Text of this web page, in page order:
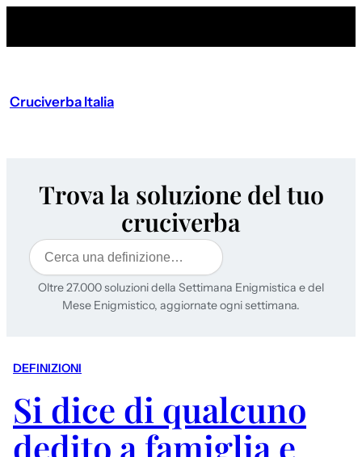
Cruciverba Italia
Trova la soluzione del tuo
cruciverba
Cerca
Oltre 27.000 soluzioni della Settimana Enigmistica e del
Mese Enigmistico, aggiornate ogni settimana.
DEFINIZIONI
Si dice di qualcuno
dedito a famiglia e